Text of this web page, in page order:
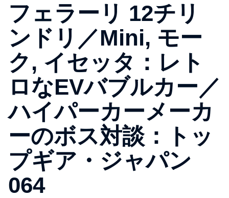
フェラーリ 12チリ
ンドリ／Mini, モー
ク, イセッタ：レト
ロなEVバブルカー／
ハイパーカーメーカ
ーのボス対談：トッ
プギア・ジャパン
064